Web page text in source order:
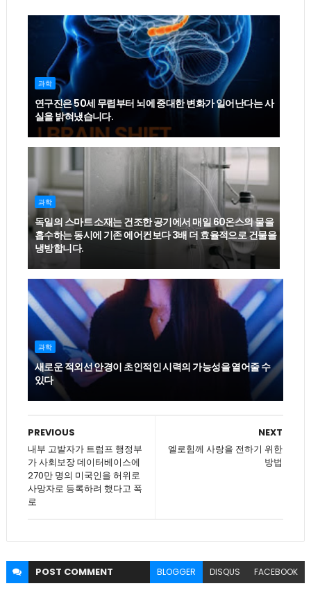
과학
연구진은 50세 무렵부터 뇌에 중대한 변화가 일어난다는 사
실을 밝혀냈습니다.
과학
독일의 스마트 소재는 건조한 공기에서 매일 60온스의 물을
흡수하는 동시에 기존 에어컨보다 3배 더 효율적으로 건물을
냉방합니다.
과학
새로운 적외선 안경이 초인적인 시력의 가능성을 열어줄 수
있다
NEXT
엘로힘께 사랑을 전하기 위한
방법
PREVIOUS
내부 고발자가 트럼프 행정부
가 사회보장 데이터베이스에
270만 명의 미국인을 허위로
사망자로 등록하려 했다고 폭
로
POST COMMENT BLOGGER DISQUS FACEBOOK